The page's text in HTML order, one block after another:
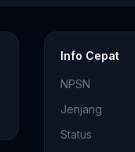
Info Cepat
NPSN
Jenjang
Status